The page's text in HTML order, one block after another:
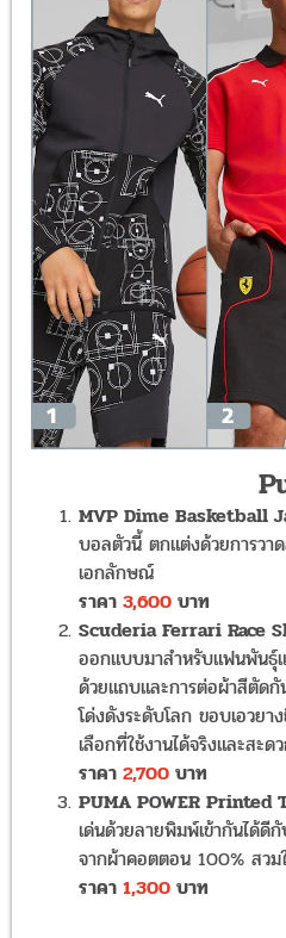
MVP Dime Basketball
บอลตัวนี้ ตกแต่งด้วยการวา
เอกลักษณ์
ราคา 3,600 บาท
Scuderia Ferrari Race
ออกแบบมาสำหรับแฟนพันธุ์
ด้วยแถบและการต่อผ้าสีตัดกั
โด่งดังระดับโลก ขอบเอวยา
เลือกที่ใช้งานได้จริงและสะด
ราคา 2,700 บาท
PUMA POWER Printed
เด่นด้วยลายพิมพ์เข้ากันได้
จากผ้าคอตตอน 100% สวม
ราคา 1,300 บาท